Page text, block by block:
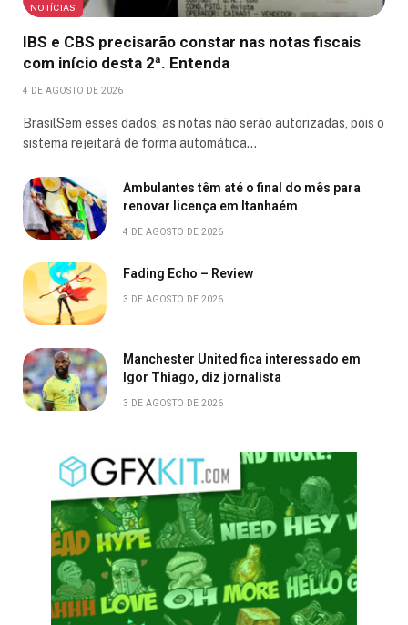
NOTÍCIAS
IBS e CBS precisarão constar nas notas fiscais
com início desta 2ª. Entenda
4 DE AGOSTO DE 2026
BrasilSem esses dados, as notas não serão autorizadas, pois o
sistema rejeitará de forma automática…
Ambulantes têm até o final do mês para
renovar licença em Itanhaém
4 DE AGOSTO DE 2026
Fading Echo – Review
3 DE AGOSTO DE 2026
Manchester United fica interessado em
Igor Thiago, diz jornalista
3 DE AGOSTO DE 2026